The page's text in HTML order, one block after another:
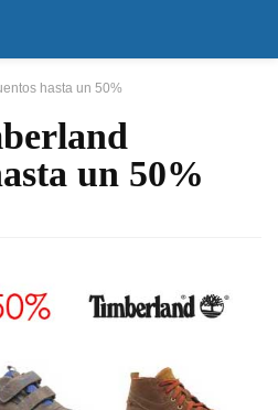
hasta un 50%
un 50%